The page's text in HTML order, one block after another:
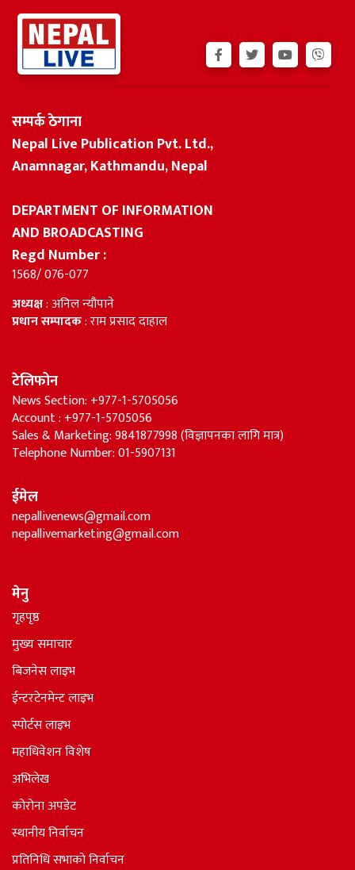
सम्पर्क ठेगाना
Nepal Live Publication Pvt. Ltd.,
Anamnagar, Kathmandu, Nepal
DEPARTMENT OF INFORMATION
AND BROADCASTING
Regd Number :
1568/ 076-077
अध्यक्ष: अनिल न्यौपाने
प्रधान सम्पादक: राम प्रसाद दाहाल
टेलिफोन
News Section: +977-1-5705056
Account : +977-1-5705056
Sales & Marketing: 9841877998 (विज्ञापनका लागि मात्र)
Telephone Number: 01-5907131
ईमेल
nepallivenews@gmail.com
nepallivemarketing@gmail.com
मेनु
गृहपृष्ठ
मुख्य समाचार
बिजनेस लाइभ
ईन्टरटेनमेन्ट लाइभ
स्पोर्टस लाइभ
महाधिवेशन विशेष
अभिलेख
कोरोना अपडेट
स्थानीय निर्वाचन
प्रतिनिधि सभाकाे निर्वाचन